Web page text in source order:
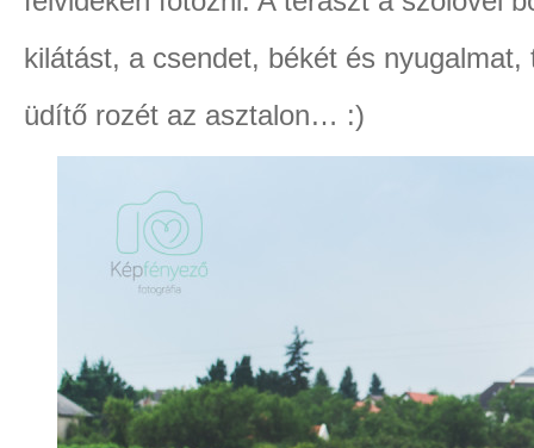
kilátást, a csendet, békét és
üdítő rozét az asztalon… :)